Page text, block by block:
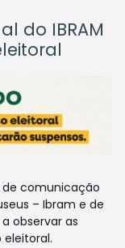
do IBRAM
de comunicação
– Ibram e de
observar as
eleitoral.